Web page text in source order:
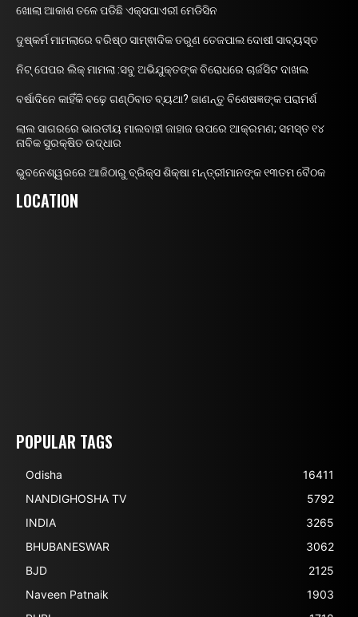
ଖୋଲା ଆକାଶ ତଳେ ପଡିଛି ଏକ୍ସପାଏରୀ ମେଡିସିନ
ଦୁଷ୍କର୍ମ ମାମଲାରେ ବରିଷ୍ଠ ସାମ୍ଵାଦିକ ତରୁଣ ତେଜପାଲ ଦୋଷୀ ସାବ୍ୟସ୍ତ
ନିଟ୍ ପେପର ଲିକ୍ ମାମଲା :ସବୁ ଅଭିଯୁକ୍ତଙ୍କ ବିରୋଧରେ ଚାର୍ଜସିଟ ଦାଖଲ
ବର୍ଷାଦିନେ କାହିଁକି ବଢ଼େ ଗଣ୍ଠିବାତ ବ୍ୟଥା? ଜାଣନ୍ତୁ ବିଶେଷଜ୍ଞଙ୍କ ପରାମର୍ଶ
ଲାଲ ସାଗରରେ ଭାରତୀୟ ମାଲବାହୀ ଜାହାଜ ଉପରେ ଆକ୍ରମଣ; ସମସ୍ତ ୧୪
ନାବିକ ସୁରକ୍ଷିତ ଉଦ୍ଧାର
ଭୁବନେଶ୍ୱରରେ ଆଜିଠାରୁ ବ୍ରିକ୍ସ ଶିକ୍ଷା ମନ୍ତ୍ରୀମାନଙ୍କ ୧୩ତମ ବୈଠକ
LOCATION
POPULAR TAGS
Odisha
16411
NANDIGHOSHA TV
5792
INDIA
3265
BHUBANESWAR
3062
BJD
2125
Naveen Patnaik
1903